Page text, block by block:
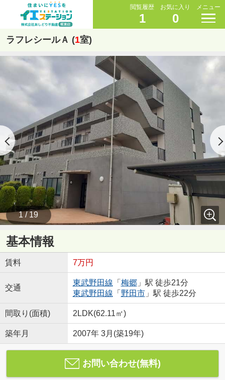
閲覧履歴
1
お気に入り
0
メニュー
ラフレシールＡ (1室)
1 / 19
基本情報
賃料 7万円
交通
東武野田線 「 梅郷」駅 徒歩21分
東武野田線 「 野田市」駅 徒歩22分
間取り(面積) 2LDK(62.11㎡)
築年月 2007年 3月(築19年)
お問い合わせ(無料)